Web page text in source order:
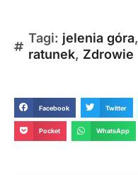
Tagi: jelenia góra,
ratunek, Zdrowie
Facebook Twitter
Pocket WhatsApp